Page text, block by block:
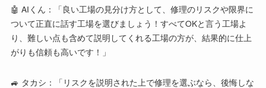
🤖 AIくん：「良い工場の見分け方として、修理のリスクや限界に
ついて正直に話す工場を選びましょう！すべてOKと言う工場よ
り、難しい点も含めて説明してくれる工場の方が、結果的に仕上
がりも信頼も高いです！」
🚙 タカシ：「リスクを説明された上で修理を選ぶなら、後悔しな